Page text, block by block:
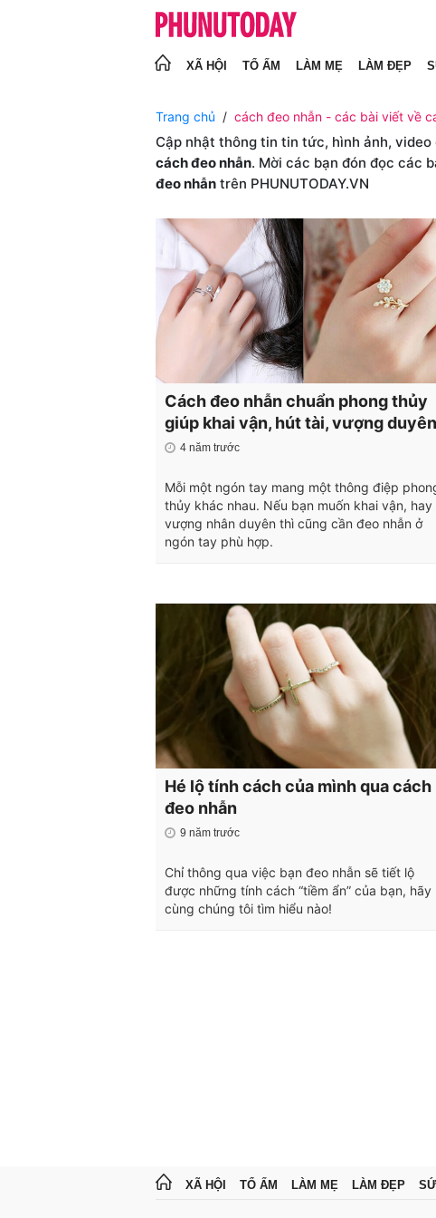
XÃ HỘI TỔ ẤM LÀM MẸ LÀM ĐẸP
Trang chủ cách đeo nhẫn - các bài viết về
Cập nhật thông tin tin tức, hình ảnh,
cách đeo nhẫn. Mời các bạn đón đọc các
đeo nhẫn trên PHUNUTODAY.VN
Cách đeo nhẫn chuẩn phong thủy
giúp khai vận, hút tài, vượng duyên
4 năm trước
Mỗi một ngón tay mang một thông điệp
thủy khác nhau. Nếu bạn muốn khai vận, hay
vượng nhân duyên thì cũng cần đeo nhẫn ở
ngón tay phù hợp.
Hé lộ tính cách của mình qua cách
đeo nhẫn
9 năm trước
Chỉ thông qua việc bạn đeo nhẫn sẽ tiết lộ
được những tính cách “tiềm ẩn” của bạn, hãy
cùng chúng tôi tìm hiểu nào!
XÃ HỘI TỔ ẤM LÀM MẸ LÀM ĐẸP